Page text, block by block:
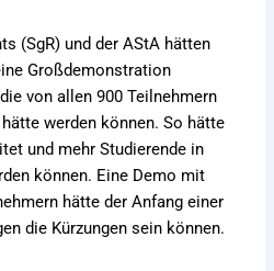
(SgR) und der AStA hätten
Großdemonstration
von allen 900 Teilnehmern
werden können. So hätte
und mehr Studierende in
können. Eine Demo mit
hätte der Anfang einer
die Kürzungen sein können.